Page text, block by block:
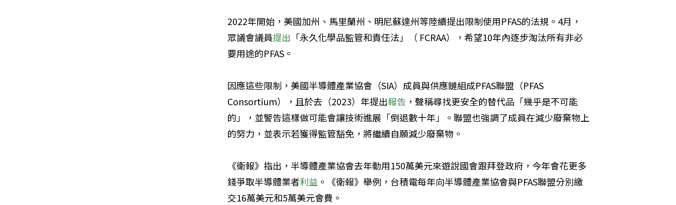
2022年開始，美國加州、馬里蘭州、明尼蘇達州等陸續提出限制使用PFAS的法規。4月，
眾議會議員提出 「永久化學品監管和責任法」（ FCRAA），希望10年內逐步淘汰所有非必
要用途的PFAS。
因應這些限制，美國半導體產業協會（SIA）成員與供應鏈組成PFAS聯盟（PFAS
Consortium），且於去（2023）年提出報告 ，聲稱尋找更安全的替代品「幾乎是不可能
的」，並警告這樣做可能會讓技術進展「倒退數十年」。聯盟也強調了成員在減少廢棄物上
的努力，並表示若獲得監管豁免，將繼續自願減少廢棄物。
《衛報》指出，半導體產業協會去年動用150萬美元來遊說國會跟拜登政府，今年會花更多
錢爭取半導體業者利益 。《衛報》舉例，台積電每年向半導體產業協會與PFAS聯盟分別繳
交16萬美元和5萬美元會費。